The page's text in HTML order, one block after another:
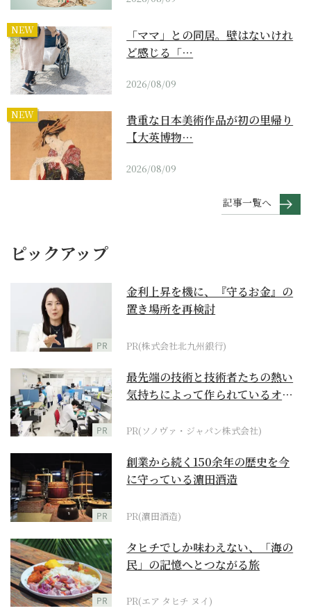
NEW
「ママ」との同居。壁はないけれ
ど感じる「…
2026/08/09
NEW
貴重な日本美術作品が初の里帰り
【大英博物…
2026/08/09
記事一覧へ
ピックアップ
PR
金利上昇を機に、『守るお金』の
置き場所を再検討
PR(株式会社北九州銀行)
PR
最先端の技術と技術者たちの熱い
気持ちによって作られているオー
PR(ソノヴァ・ジャパン株式会社)
PR
創業から続く150余年の歴史を今
に守っている濵田酒造
PR(濵田酒造)
PR
タヒチでしか味わえない、「海の
民」の記憶へとつながる旅
PR(エア タヒチ ヌイ)